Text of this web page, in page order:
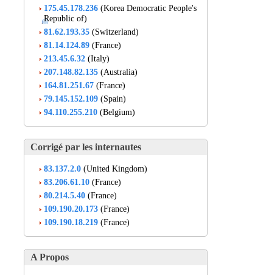
175.45.178.236 (Korea Democratic People's
Republic of)
81.62.193.35 (Switzerland)
81.14.124.89 (France)
213.45.6.32 (Italy)
207.148.82.135 (Australia)
164.81.251.67 (France)
79.145.152.109 (Spain)
94.110.255.210 (Belgium)
Corrigé par les internautes
83.137.2.0 (United Kingdom)
83.206.61.10 (France)
80.214.5.40 (France)
109.190.20.173 (France)
109.190.18.219 (France)
A Propos